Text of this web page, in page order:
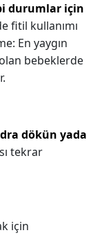
durumlar için
fitil kullanımı
En yaygın
bebeklerde
dökün yada
tekrar
için